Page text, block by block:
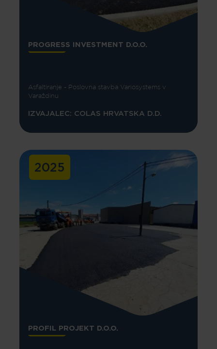
Skip to main content
PROGRESS INVESTMENT D.O.O.
Asfaltiranje - Poslovna stavba Variosystems v
Varaždinu
IZVAJALEC: COLAS HRVATSKA D.D.
2025
PROFIL PROJEKT D.O.O.